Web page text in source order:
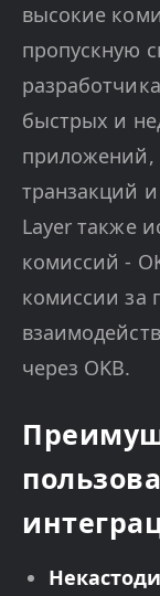
высокие
пропускную
быстрых и
приложений,
транзакций
Layer также
комиссий -
комиссии за
через OKB.